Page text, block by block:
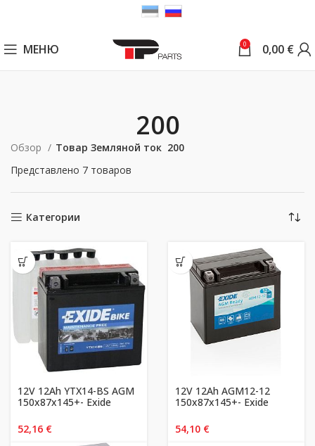
МЕНЮ 0 0,00 €
200
Обзор Товар Земляной ток 200
Представлено 7 товаров
Категории
12V 12Ah YTX14-BS AGM
150x87x145+- Exide
52,16 €
12V 12Ah AGM12-12
150x87x145+- Exide
54,10 €